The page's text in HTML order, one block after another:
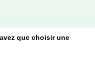
que choisir une